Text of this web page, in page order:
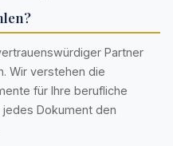
Partner
Wir verstehen die
für Ihre berufliche
Dokument den